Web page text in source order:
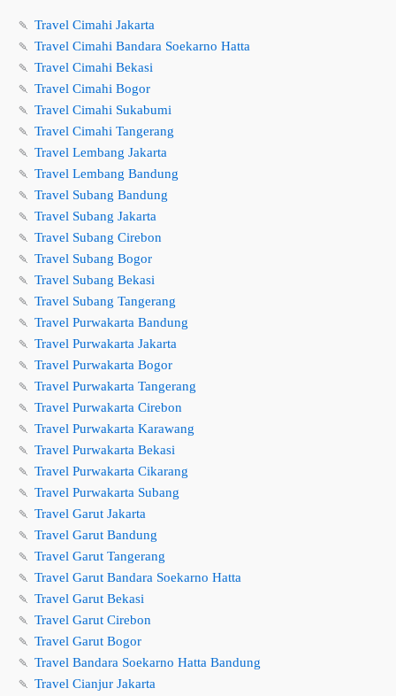
🍡 Travel Cimahi Jakarta
🍡 Travel Cimahi Bandara Soekarno Hatta
🍡 Travel Cimahi Bekasi
🍡 Travel Cimahi Bogor
🍡 Travel Cimahi Sukabumi
🍡 Travel Cimahi Tangerang
🍡 Travel Lembang Jakarta
🍡 Travel Lembang Bandung
🍡 Travel Subang Bandung
🍡 Travel Subang Jakarta
🍡 Travel Subang Cirebon
🍡 Travel Subang Bogor
🍡 Travel Subang Bekasi
🍡 Travel Subang Tangerang
🍡 Travel Purwakarta Bandung
🍡 Travel Purwakarta Jakarta
🍡 Travel Purwakarta Bogor
🍡 Travel Purwakarta Tangerang
🍡 Travel Purwakarta Cirebon
🍡 Travel Purwakarta Karawang
🍡 Travel Purwakarta Bekasi
🍡 Travel Purwakarta Cikarang
🍡 Travel Purwakarta Subang
🍡 Travel Garut Jakarta
🍡 Travel Garut Bandung
🍡 Travel Garut Tangerang
🍡 Travel Garut Bandara Soekarno Hatta
🍡 Travel Garut Bekasi
🍡 Travel Garut Cirebon
🍡 Travel Garut Bogor
🍡 Travel Bandara Soekarno Hatta Bandung
🍡 Travel Cianjur Jakarta